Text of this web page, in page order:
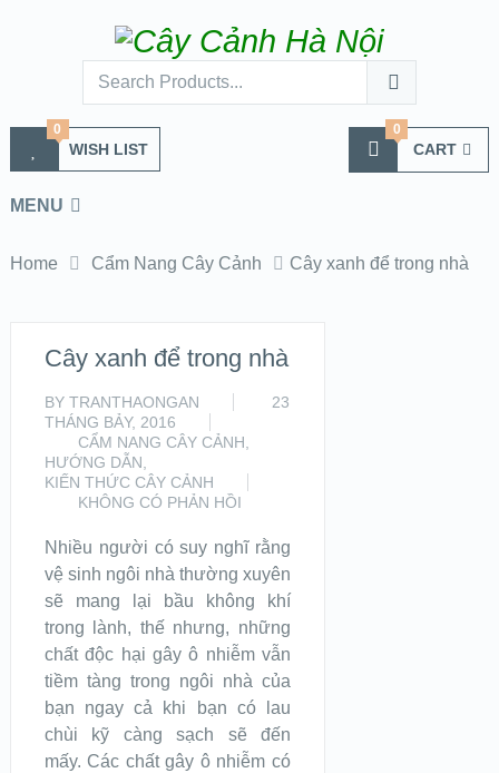
WISH LIST
0
CART
0
MENU
Home Cẩm Nang Cây Cảnh Cây xanh để trong nhà
Cây xanh để trong nhà
BY TRANTHAONGAN
23
THÁNG BẢY, 2016
CẨM NANG CÂY CẢNH
HƯỚNG DẪN
KIẾN THỨC CÂY CẢNH
KHÔNG CÓ PHẢN HỒI
Nhiều người có suy nghĩ rằng
vệ sinh ngôi nhà thường xuyên
sẽ mang lại bầu không khí
trong lành, thế nhưng, những
chất độc hại gây ô nhiễm vẫn
tiềm tàng trong ngôi nhà của
bạn ngay cả khi bạn có lau
chùi kỹ càng sạch sẽ đến
mấy. Các chất gây ô nhiễm có